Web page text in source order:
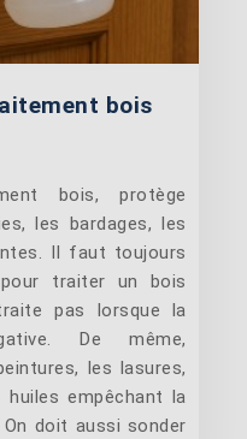
bois
bois, protège
les bardages, les
Il faut toujours
traiter un bois
pas lorsque la
De même,
les lasures,
empêchant la
doit aussi sonder